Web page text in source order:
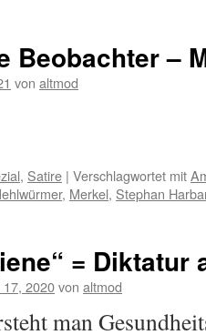
Beobachter –
von altmod
, Satire | Verschlagwortet mit
, Merkel, Stephan
= Diktatur
2020von altmod
man